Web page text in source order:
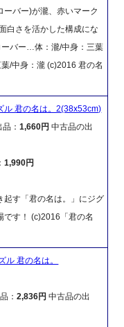
バー)が瀧、赤いマーク
白さを活かした構成にな
バー…体：瀧/中身：三葉
/中身：瀧 (c)2016 君の名
ル 君の名は。2(38x53cm)
品：1,660円 中古品の出
1,990円
起す「君の名は。」にジグ
です！ (c)2016「君の名
ル 君の名は。
：2,836円 中古品の出